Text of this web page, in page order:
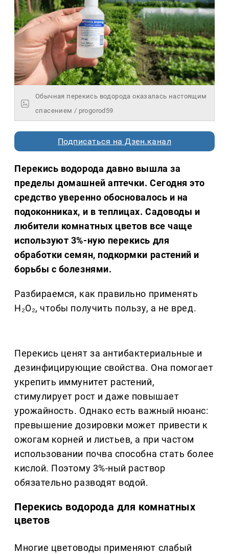
Обычная перекись водорода оказалась настоящим
спасением / progorod59
Подписаться на Дзен.канал
Перекись водорода давно вышла за
пределы домашней аптечки. Сегодня это
средство уверенно обосновалось и на
подоконниках, и в теплицах. Садоводы и
любители комнатных цветов все чаще
используют 3%-ную перекись для
обработки семян, подкормки растений и
борьбы с болезнями.
Разбираемся, как правильно применять
H₂O₂, чтобы получить пользу, а не вред.
Перекись ценят за антибактериальные и
дезинфицирующие свойства. Она помогает
укрепить иммунитет растений,
стимулирует рост и даже повышает
урожайность. Однако есть важный нюанс:
превышение дозировки может привести к
ожогам корней и листьев, а при частом
использовании почва способна стать более
кислой. Поэтому 3%-ный раствор
обязательно разводят водой.
Перекись водорода для комнатных
цветов
Многие цветоводы применяют слабый